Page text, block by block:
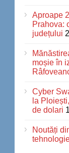
Aproape
Prahova:
județului
moșie în
Cyber
la
de dolari
Noutăți